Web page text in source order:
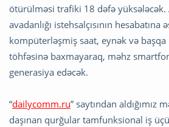
ötürülməsi trafiki 18 dəfə yüksələcək.
avadanlığı istehsalçısının hesabatına
kompüterləşmiş saat, eynək və başqa
töhfəsinə baxmayaraq, məhz
generasiya edəcək.
“dailycomm.ru” saytından aldığımız
daşınan qurğular tamfunksional iş